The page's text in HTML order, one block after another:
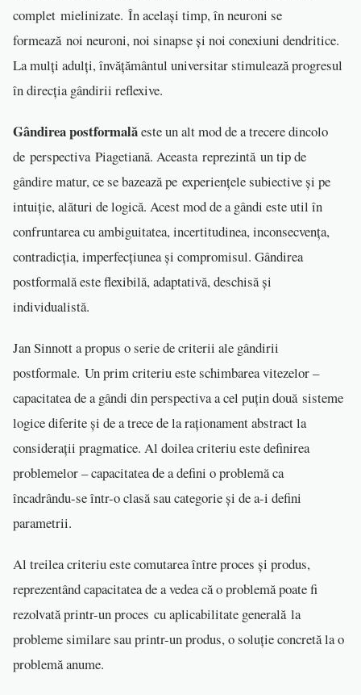
complet mielinizate. În același timp, în neuroni se
formează noi neuroni, noi sinapse și noi conexiuni dendritice.
La mulți adulți, învățământul universitar stimulează progresul
în direcția gândirii reflexive.
Gândirea postformalăeste un alt mod de a trecere dincolo
de perspectiva Piagetiană. Aceasta reprezintă un tip de
gândire matur, ce se bazează pe experiențele subiective și pe
intuiție, alături de logică. Acest mod de a gândi este util în
confruntarea cu ambiguitatea, incertitudinea, inconsecvența,
contradicția, imperfecțiunea și compromisul. Gândirea
postformală este flexibilă, adaptativă, deschisă și
individualistă.
Jan Sinnott a propus o serie de criterii ale gândirii
postformale. Un prim criteriu este schimbarea vitezelor –
capacitatea de a gândi din perspectiva a cel puțin două sisteme
logice diferite și de a trece de la raționament abstract la
considerații pragmatice. Al doilea criteriu este definirea
problemelor – capacitatea de a defini o problemă ca
încadrându-se într-o clasă sau categorie și de a-i defini
parametrii.
Al treilea criteriu este comutarea între proces și produs,
reprezentând capacitatea de a vedea că o problemă poate fi
rezolvată printr-un proces cu aplicabilitate generală la
probleme similare sau printr-un produs, o soluție concretă la o
problemă anume.